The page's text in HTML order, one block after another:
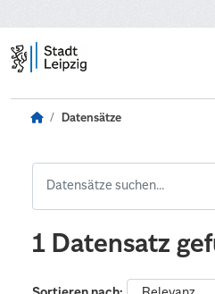
Datensätze
1 Datensatz